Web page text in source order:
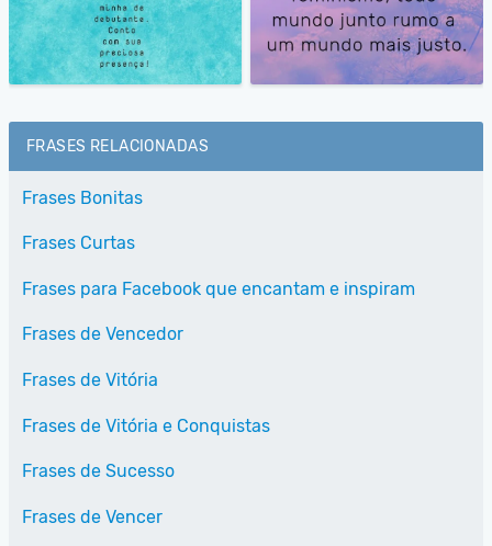
FRASES RELACIONADAS
Frases Bonitas
Frases Curtas
Frases para Facebook que encantam e inspiram
Frases de Vencedor
Frases de Vitória
Frases de Vitória e Conquistas
Frases de Sucesso
Frases de Vencer